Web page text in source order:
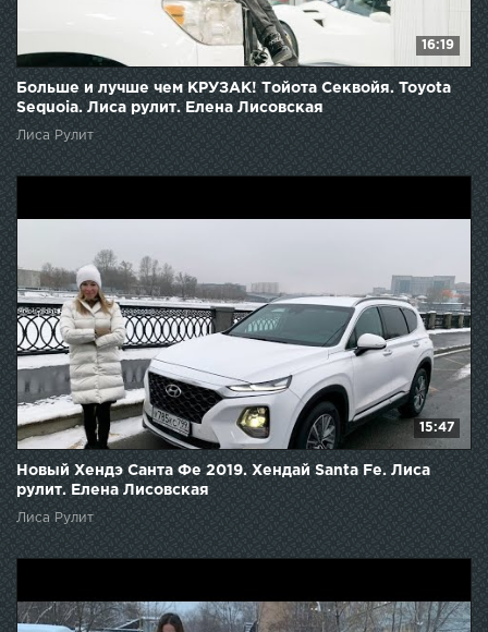
16:19
Больше и лучше чем КРУЗАК! Тойота Секвойя. Toyota
Sequoia. Лиса рулит. Елена Лисовская
Лиса Рулит
15:47
Новый Хендэ Санта Фе 2019. Хендай Santa Fe. Лиса
рулит. Елена Лисовская
Лиса Рулит